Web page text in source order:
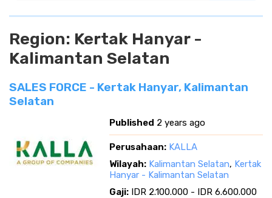
Region: Kertak Hanyar -
Kalimantan Selatan
SALES FORCE - Kertak Hanyar, Kalimantan
Selatan
Published 2 years ago
Perusahaan: KALLA
Wilayah: Kalimantan Selatan, Kertak
Hanyar - Kalimantan Selatan
Gaji: IDR 2.100.000 - IDR 6.600.000